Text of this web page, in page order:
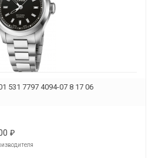
531 7797 4094-07 8 17 06
₽